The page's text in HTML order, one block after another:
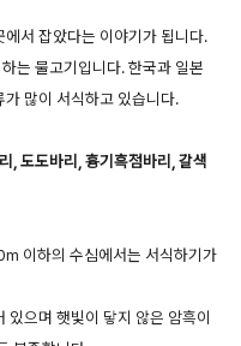
서 잡았다는 이야기가 됩니다.
는 물고기입니다. 한국과 일본
많이 서식하고 있습니다.
, 도도바리, 흉기흑점바리, 갈색
이하의 수심에서는 서식하기가
있으며 햇빛이 닿지 않은 암흑이